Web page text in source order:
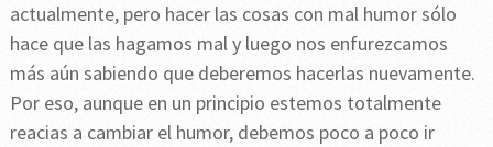
actualmente, pero hacer las cosas con mal humor sólo
hace que las hagamos mal y luego nos enfurezcamos
más aún sabiendo que deberemos hacerlas nuevamente.
Por eso, aunque en un principio estemos totalmente
reacias a cambiar el humor, debemos poco a poco ir